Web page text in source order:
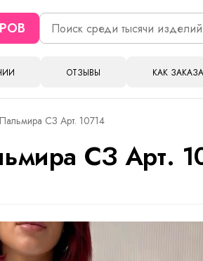
ОТЗЫВЫ КАК
СЗ Арт. 10714
СЗ Арт.